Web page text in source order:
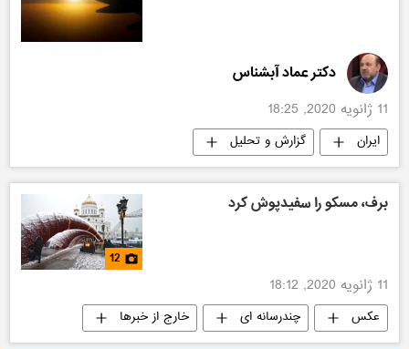
دکتر عماد آبشناس
11 ژانویه 2020, 18:25
ایران گزارش و تحلیل
برف، مسکو را سفیدپوش کرد
12
11 ژانویه 2020, 18:12
عکس چندرسانه ای خارج از خبرها